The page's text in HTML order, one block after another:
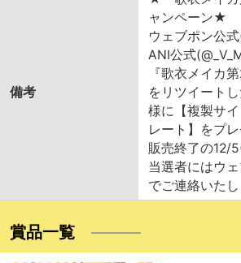
備考
ャンペーン★
ウェブポン公
ANI公式
『歌衣メイカ
をリツイート
様に【複製サ
レート】をプ
販売終了の12/
当選者にはウ
でご連絡いたし
賞品一覧